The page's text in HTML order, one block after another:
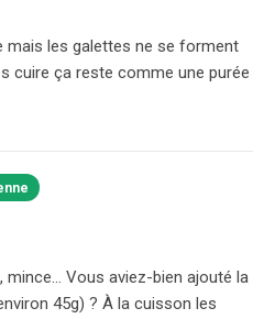
mais les galettes ne se forment
cuire ça reste comme une purée
mince… Vous aviez-bien ajouté la
45g) ? À la cuisson les